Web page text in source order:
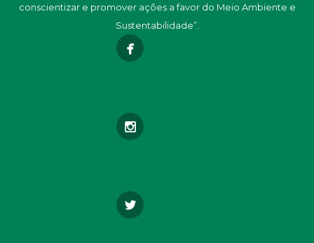
conscientizar e promover ações a favor do Meio Ambiente e
Sustentabilidade”.